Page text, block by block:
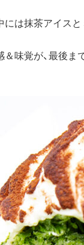
には抹茶アイスと
味覚が、最後ま